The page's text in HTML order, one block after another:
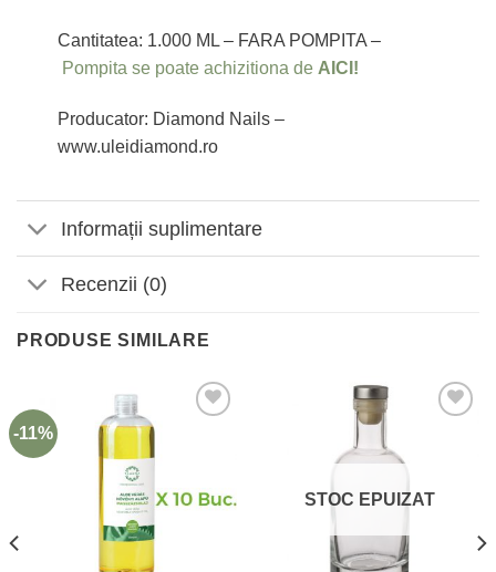
Cantitatea: 1.000 ML – FARA POMPITA –
Pompita se poate achizitiona de AICI!
Producator: Diamond Nails –
www.uleidiamond.ro
Informații suplimentare
Recenzii (0)
PRODUSE SIMILARE
-11%
STOC EPUIZAT